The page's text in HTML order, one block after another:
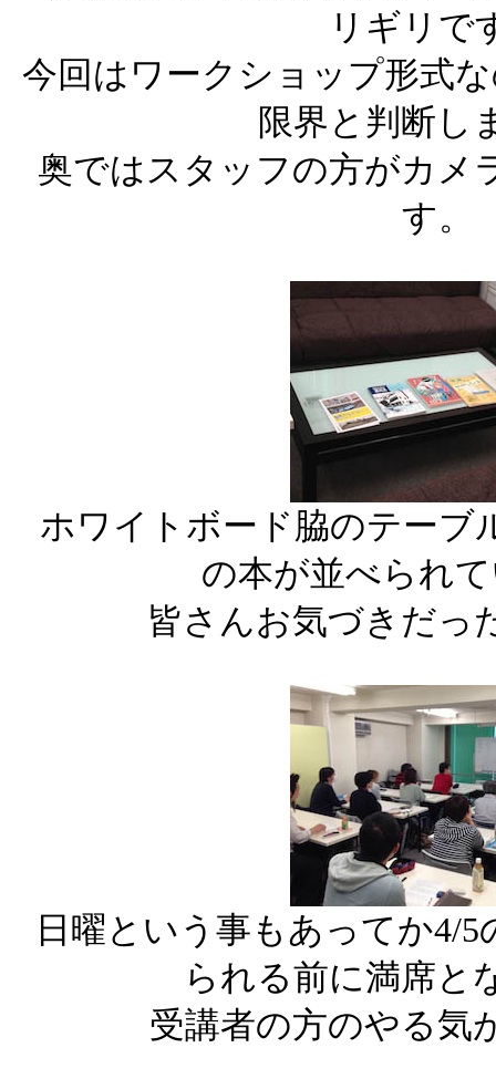
リギリで
今回はワークショップ形式
限界と判断し
奥ではスタッフの方がカメ
す。
ホワイトボード脇のテーブ
の本が並べられ
皆さんお気づきだっ
日曜という事もあってか4/
られる前に満席と
受講者の方のやる気